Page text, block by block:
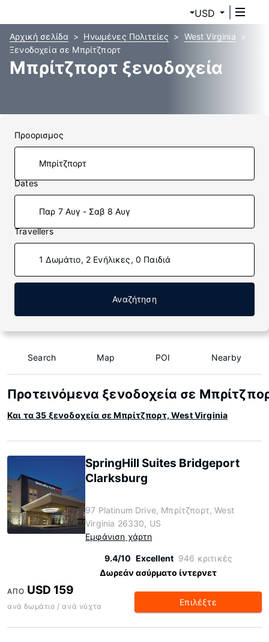
USD
Αρχική σελίδα Ηνωμένες Πολιτείες
West Virginia
Ξενοδοχεία σε Μπρίτζπορτ
Μπρίτζπορτ ξενοδοχεία
Προορισμος
Dates
Παρ 7 Αυγ - Σαβ 8 Αυγ
Travellers
1 Δωμάτιο, 2 Ενήλικες, 0 Παιδιά
Αναζήτηση
Search Map POI Nearby
Προτεινόμενα ξενοδοχεία σε
Και τα 35 ξενοδοχεία σε Μπρίτζπορτ, West Virginia
SpringHill Suites Bridgeport
Clarksburg
97 Platinum Drive, Μπρίτζπορτ, West
Virginia 26330, US
Εμφάνιση χάρτη
9.4/10 Excellent 946 κριτικές
Δωρεάν ασύρματο ίντερνετ
ΑΠΌ USD 159
ανά δωμάτιο / ανά νύχτα Επιλέξτε